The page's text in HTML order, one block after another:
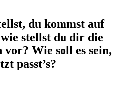
du kommst auf
stellst du dir die
Wie soll es sein,
passt’s?